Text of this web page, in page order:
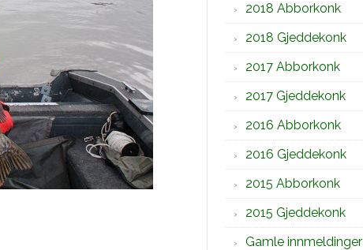
2018 Abborkonk
2018 Gjeddekonk
2017 Abborkonk
2017 Gjeddekonk
2016 Abborkonk
2016 Gjeddekonk
2015 Abborkonk
2015 Gjeddekonk
Gamle innmeldinger